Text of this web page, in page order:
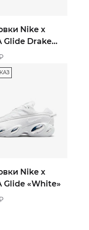
Nike x
Glide Drake
Nike x
Glide «White»